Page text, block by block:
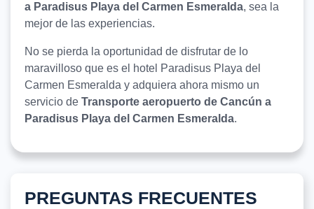
a Paradisus Playa del Carmen Esmeralda, sea la
mejor de las experiencias.
No se pierda la oportunidad de disfrutar de lo
maravilloso que es el hotel Paradisus Playa del
Carmen Esmeralda y adquiera ahora mismo un
servicio de Transporte aeropuerto de Cancún a
Paradisus Playa del Carmen Esmeralda.
PREGUNTAS FRECUENTES